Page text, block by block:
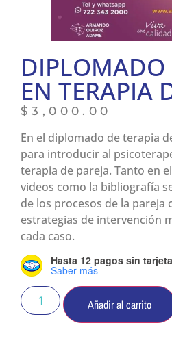
EN TERAPIA
$3,000.00
En el diplomado de terapia
para introducir al
terapia de pareja. Tanto en
videos como la bibliografía
de los procesos de la pareja
estrategias de intervención
cada caso.
Hasta 12 pagos sin tarjeta
Saber más
Añadir al carrito